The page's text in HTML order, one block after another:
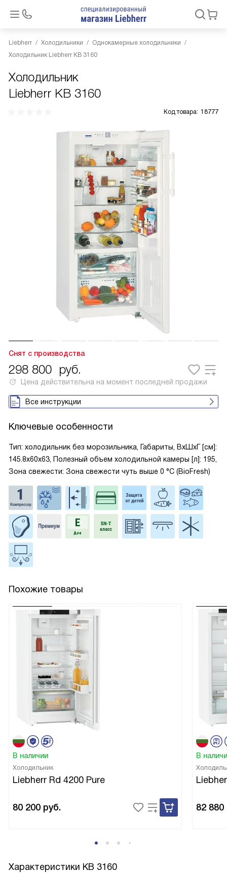
Liebherr Холодильники
Однокамерные холодильники
Холодильник Liebherr KB 3160
Холодильник
Liebherr KB 3160
Код товара: 18777
Снят с производства
298 800 руб.
Цена действительна на момент последней продажи
Все инструкции
Ключевые особенности
Тип: холодильник без морозильника, Габариты, ВxШxГ [см]:
145.8x60x63, Полезный объем холодильной камеры [л]: 195,
Зона свежести: Зона свежести чуть выше 0 °С (BioFresh)
Похожие товары
В наличии
Холодильник
Liebherr Rd 4200 Pure
80 200 руб.
В
82 880
Характеристики KB 3160